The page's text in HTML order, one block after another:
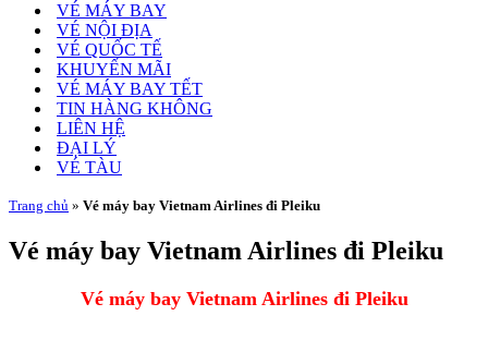
VÉ MÁY BAY
VÉ NỘI ĐỊA
VÉ QUỐC TẾ
KHUYẾN MÃI
VÉ MÁY BAY TẾT
TIN HÀNG KHÔNG
LIÊN HỆ
ĐẠI LÝ
VÉ TÀU
Trang chủ » Vé máy bay Vietnam Airlines đi Pleiku
Vé máy bay Vietnam Airlines đi Pleiku
Vé máy bay Vietnam Airlines đi Pleiku